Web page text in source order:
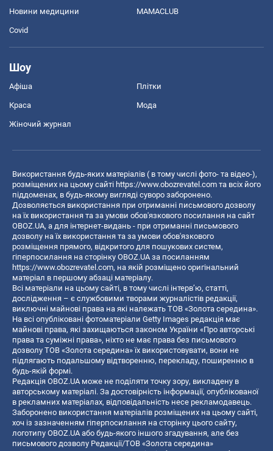
Новини медицини MAMACLUB
Covid
Шоу
Афіша Плітки
Краса Мода
Жіночий журнал
Використання будь-яких матеріалів ( в тому числі фото- та відео-),
розміщених на цьому сайті https://www.obozrevatel.com та всіх його
піддоменах, в будь-якому вигляді суворо заборонено.
Дозволяється використання при отриманні письмового дозволу
на їх використання та за умови обов'язкового посилання на сайт
OBOZ.UA, а для інтернет-видань - при отриманні письмового
дозволу на їх використання та за умови обов'язкового
розміщення прямого, відкритого для пошукових систем,
гіперпосилання на сторінку OBOZ.UA за посиланням
https://www.obozrevatel.com, на якій розміщено оригінальний
матеріал в першому абзаці матеріалу.
Всі матеріали на цьому сайті, в тому числі інтерв’ю, статті,
дослідження – є службовими творами журналістів редакції,
виключні майнові права на які належать ТОВ «Золота середина».
На всі опубліковані фотоматеріали Getty Images редакція має
майнові права, які захищаються законом України «Про авторські
права та суміжні права», ніхто не має права без письмового
дозволу ТОВ «Золота середина» їх використовувати, вони не
підлягають подальшому відтворенню, перекладу, поширенню в
будь-якій формі.
Редакція OBOZ.UA може не поділяти точку зору, викладену в
авторському матеріалі. За достовірність інформації, опублікованої
в рекламних матеріалах, відповідальність несе рекламодавець.
Заборонено використання матеріалів розміщених на цьому сайті,
хоч із зазначенням гіперпосилання на сторінку цього сайту,
логотипу OBOZ.UA або будь-якого іншого згадування, але без
письмового дозволу Редакції/ТОВ «Золота середина»